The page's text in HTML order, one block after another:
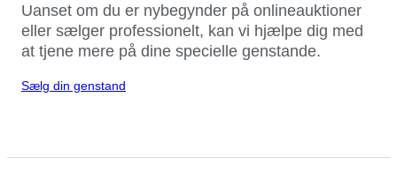
Uanset om du er nybegynder på onlineauktioner
eller sælger professionelt, kan vi hjælpe dig med
at tjene mere på dine specielle genstande.
Sælg din genstand